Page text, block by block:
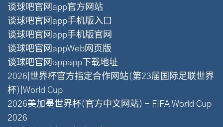
谈球吧官网app官方网站
谈球吧官网app手机版入口
谈球吧官网app手机版官网
谈球吧官网appWeb网页版
谈球吧官网appapp下载地址
2026|世界杯官方指定合作网站(第23届国际足联世界
杯)|World Cup
2026美加墨世界杯(官方中文网站) - FIFA World Cup
2026